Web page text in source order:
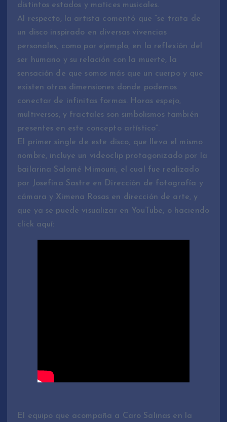
distintos estados y matices musicales.
Al respecto, la artista comentó que “se trata de
un disco inspirado en diversas vivencias
personales, como por ejemplo, en la reflexión del
ser humano y su relación con la muerte, la
sensación de que somos más que un cuerpo y que
existen otras dimensiones donde podemos
conectar de infinitas formas. Horas espejo,
multiversos, y fractales son simbolismos también
presentes en este concepto artístico”.
El primer single de este disco, que lleva el mismo
nombre, incluye un videoclip protagonizado por la
bailarina Salomé Mimouni, el cual fue realizado
por Josefina Sastre en Dirección de fotografía y
cámara y Ximena Rosas en dirección de arte, y
que ya se puede visualizar en YouTube, o haciendo
click aquí:
El equipo que acompaña a Caro Salinas en la